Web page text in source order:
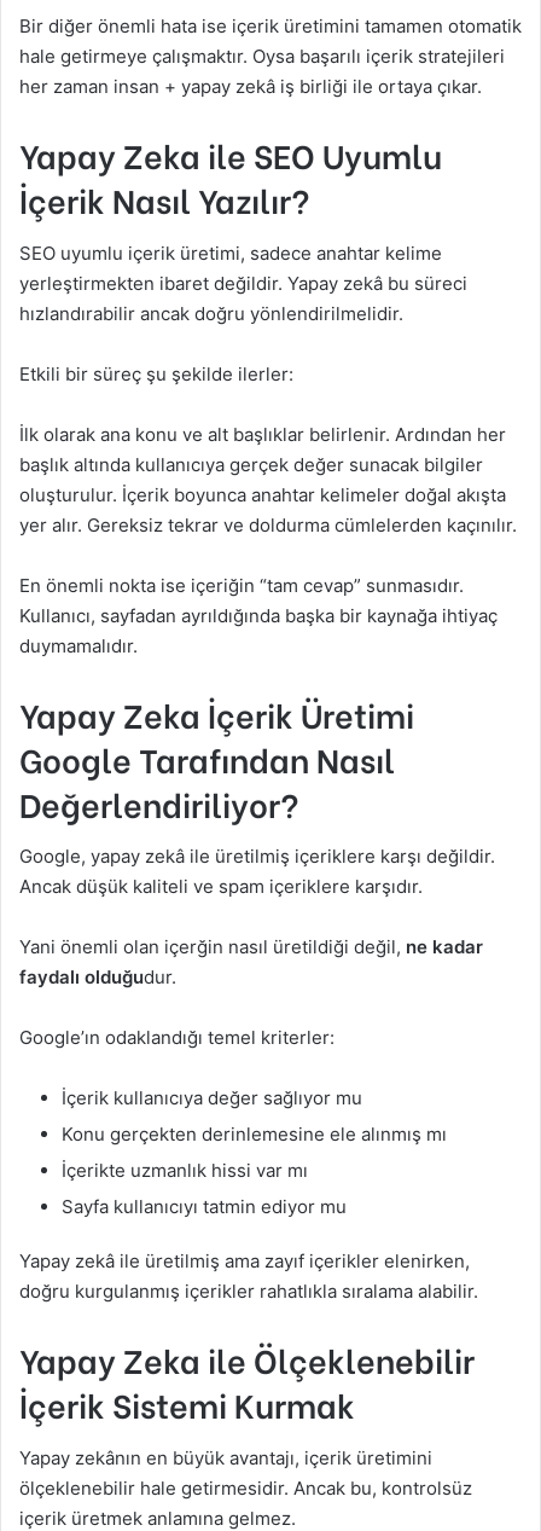
Bir diğer önemli hata ise içerik üretimini tamamen otomatik
hale getirmeye çalışmaktır. Oysa başarılı içerik stratejileri
her zaman insan + yapay zekâ iş birliği ile ortaya çıkar.
Yapay Zeka ile SEO Uyumlu
İçerik Nasıl Yazılır?
SEO uyumlu içerik üretimi, sadece anahtar kelime
yerleştirmekten ibaret değildir. Yapay zekâ bu süreci
hızlandırabilir ancak doğru yönlendirilmelidir.
Etkili bir süreç şu şekilde ilerler:
İlk olarak ana konu ve alt başlıklar belirlenir. Ardından her
başlık altında kullanıcıya gerçek değer sunacak bilgiler
oluşturulur. İçerik boyunca anahtar kelimeler doğal akışta
yer alır. Gereksiz tekrar ve doldurma cümlelerden kaçınılır.
En önemli nokta ise içeriğin “tam cevap” sunmasıdır.
Kullanıcı, sayfadan ayrıldığında başka bir kaynağa ihtiyaç
duymamalıdır.
Yapay Zeka İçerik Üretimi
Google Tarafından Nasıl
Değerlendiriliyor?
Google, yapay zekâ ile üretilmiş içeriklere karşı değildir.
Ancak düşük kaliteli ve spam içeriklere karşıdır.
Yani önemli olan içerğin nasıl üretildiği değil, ne kadar
faydalı olduğudur.
Google’ın odaklandığı temel kriterler:
İçerik kullanıcıya değer sağlıyor mu
Konu gerçekten derinlemesine ele alınmış mı
İçerikte uzmanlık hissi var mı
Sayfa kullanıcıyı tatmin ediyor mu
Yapay zekâ ile üretilmiş ama zayıf içerikler elenirken,
doğru kurgulanmış içerikler rahatlıkla sıralama alabilir.
Yapay Zeka ile Ölçeklenebilir
İçerik Sistemi Kurmak
Yapay zekânın en büyük avantajı, içerik üretimini
ölçeklenebilir hale getirmesidir. Ancak bu, kontrolsüz
içerik üretmek anlamına gelmez.